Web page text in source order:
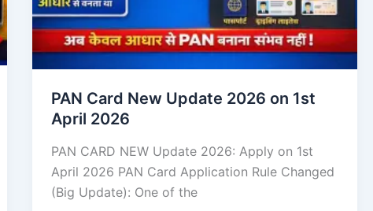
PAN Card New Update 2026 on 1st
April 2026
PAN CARD NEW Update 2026: Apply on 1st
April 2026 PAN Card Application Rule Changed
(Big Update): One of the